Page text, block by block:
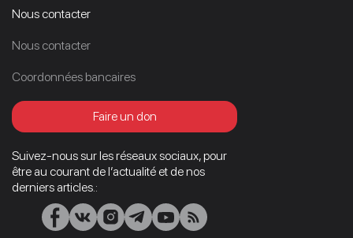
Nous contacter
Nous contacter
Coordonnées bancaires
Faire un don
Suivez-nous sur les réseaux sociaux, pour
être au courant de l’actualité et de nos
derniers articles.: